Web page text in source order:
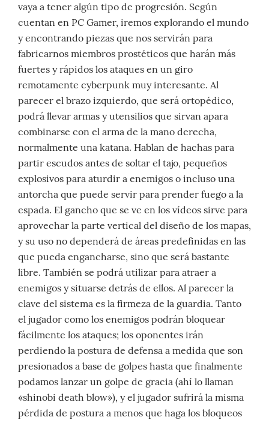
vaya a tener algún tipo de progresión. Según
cuentan en PC Gamer, iremos explorando el mundo
y encontrando piezas que nos servirán para
fabricarnos miembros prostéticos que harán más
fuertes y rápidos los ataques en un giro
remotamente cyberpunk muy interesante. Al
parecer el brazo izquierdo, que será ortopédico,
podrá llevar armas y utensilios que sirvan apara
combinarse con el arma de la mano derecha,
normalmente una katana. Hablan de hachas para
partir escudos antes de soltar el tajo, pequeños
explosivos para aturdir a enemigos o incluso una
antorcha que puede servir para prender fuego a la
espada. El gancho que se ve en los vídeos sirve para
aprovechar la parte vertical del diseño de los mapas,
y su uso no dependerá de áreas predefinidas en las
que pueda engancharse, sino que será bastante
libre. También se podrá utilizar para atraer a
enemigos y situarse detrás de ellos. Al parecer la
clave del sistema es la firmeza de la guardia. Tanto
el jugador como los enemigos podrán bloquear
fácilmente los ataques; los oponentes irán
perdiendo la postura de defensa a medida que son
presionados a base de golpes hasta que finalmente
podamos lanzar un golpe de gracia (ahí lo llaman
«shinobi death blow»), y el jugador sufrirá la misma
pérdida de postura a menos que haga los bloqueos